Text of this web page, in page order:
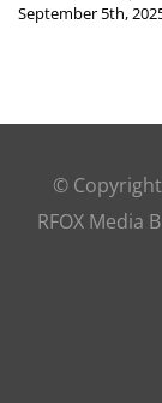
September 5th,
©
RFOX Media